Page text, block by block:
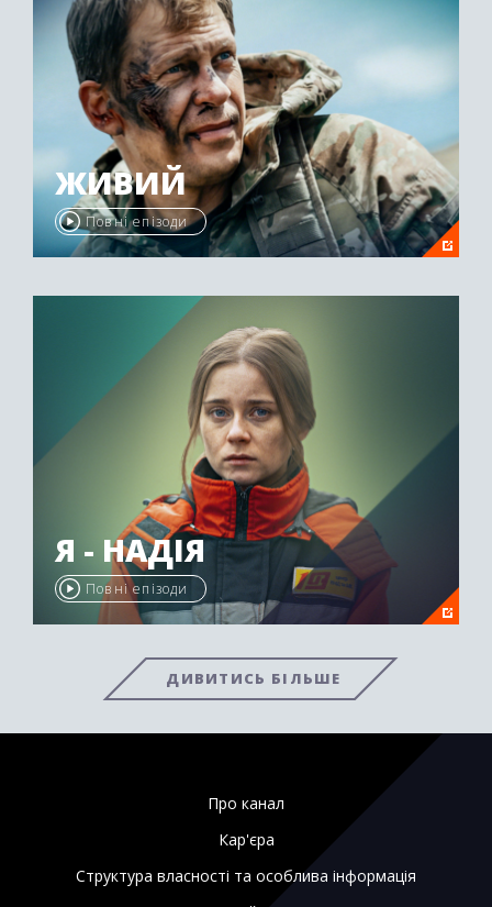
ЖИВИЙ
Повні епізоди
Я - НАДІЯ
Повні епізоди
ДИВИТИСЬ БІЛЬШЕ
Про канал
Кар'єра
Структура власності та особлива інформація